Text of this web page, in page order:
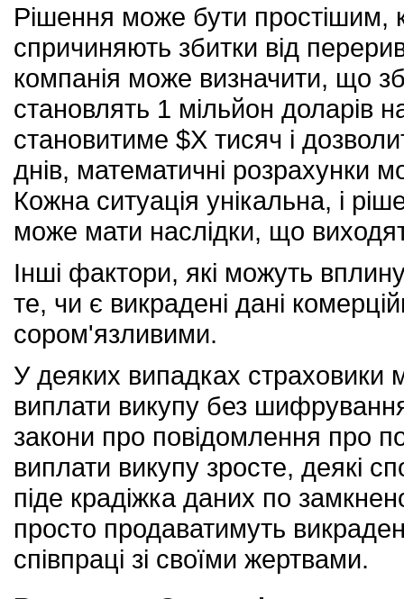
Рішення може бути простішим,
спричиняють збитки від
компанія може визначити, що
становлять 1 мільйон доларів
становитиме $X тисяч і
днів, математичні розрахунки
Кожна ситуація унікальна, і
може мати наслідки, що
Інші фактори, які можуть
те, чи є викрадені дані
сором'язливими.
У деяких випадках страховики
виплати викупу без
закони про повідомлення про
виплати викупу зросте, деякі
піде крадіжка даних по
просто продаватимуть
співпраці зі своїми жертвами.